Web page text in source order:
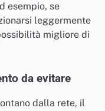
esempio, se
leggermente
migliore di
da evitare
dalla rete, il